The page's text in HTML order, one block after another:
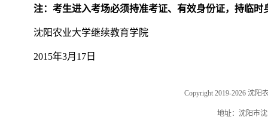
注：考生进入考场必须持准考证、有效身份证，持临时
沈阳农业大学继续教育学院
2015年3月17日
Copyright 2019-2026 沈
地址：沈阳市